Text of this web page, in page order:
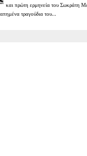
και πρώτη ερμηνεία του Σωκράτη
τραγούδια του...